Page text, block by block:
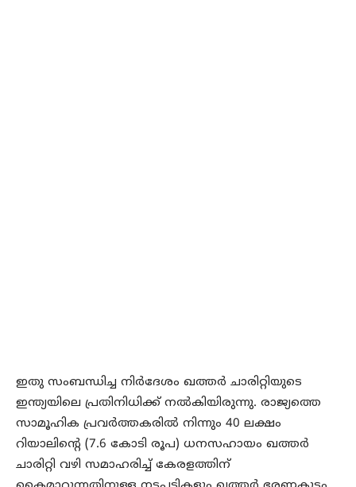
ഇതു സംബന്ധിച്ച നിര്‍ദേശം ഖത്തര്‍ ചാരിറ്റിയുടെ
ഇന്ത്യയിലെ പ്രതിനിധിക്ക് നല്‍കിയിരുന്നു. രാജ്യത്തെ
സാമൂഹിക പ്രവര്‍ത്തകരില്‍ നിന്നും 40 ലക്ഷം
റിയാലിന്‍റെ (7.6 കോടി രൂപ) ധനസഹായം ഖത്തര്‍
ചാരിറ്റി വഴി സമാഹരിച്ച്‌ കേരളത്തിന്